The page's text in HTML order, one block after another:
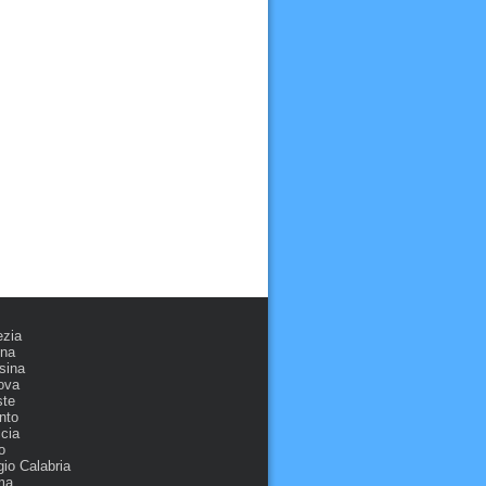
Calabria